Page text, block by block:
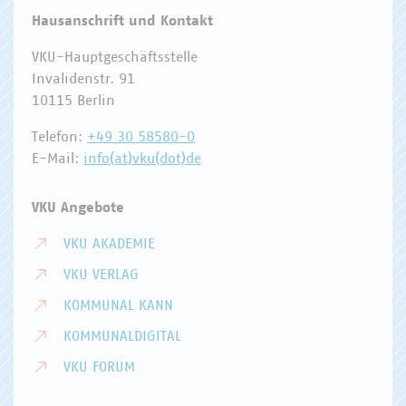
Hausanschrift und Kontakt
VKU-Hauptgeschäftsstelle
Invalidenstr. 91
10115 Berlin
Telefon: +49 30 58580-0
E-Mail: info(at)vku(dot)de
VKU Angebote
VKU AKADEMIE
VKU VERLAG
KOMMUNAL KANN
KOMMUNALDIGITAL
VKU FORUM